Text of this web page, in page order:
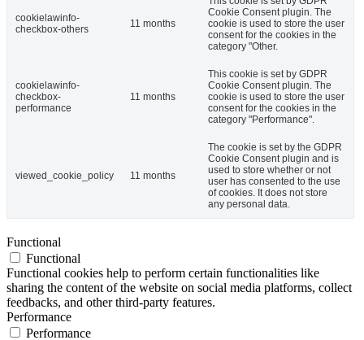
cookielawinfo-
checkbox-others
11 months
Cookie Consent plugin. The
cookie is used to store the user
consent for the cookies in the
category "Other.
cookielawinfo-
checkbox-
performance
11 months
This cookie is set by GDPR
Cookie Consent plugin. The
cookie is used to store the user
consent for the cookies in the
category "Performance".
viewed_cookie_policy 11 months
The cookie is set by the GDPR
Cookie Consent plugin and is
used to store whether or not
user has consented to the use
of cookies. It does not store
any personal data.
Functional
Functional
Functional cookies help to perform certain functionalities like
sharing the content of the website on social media platforms, collect
feedbacks, and other third-party features.
Performance
Performance